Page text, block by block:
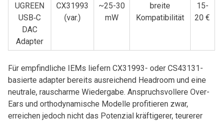
UGREEN
‍USB‑C
DAC
‍Adapter
CX31993
(var.)
~25-30
mW
breite
Kompatibilität
15-
20 ‍€
Für empfindliche IEMs liefern CX31993- oder CS43131-
basierte adapter bereits ausreichend⁢ Headroom und eine
⁣neutrale, rauscharme ⁢Wiedergabe. Anspruchsvollere Over-
Ears und orthodynamische Modelle profitieren zwar, ​
erreichen ​jedoch​ nicht das⁤ Potenzial kräftigerer, ⁤teurerer